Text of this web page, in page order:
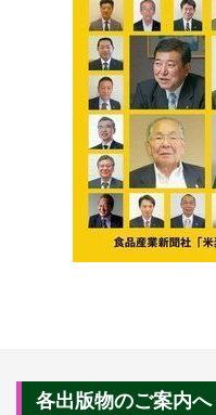
各出版物のご案内へ